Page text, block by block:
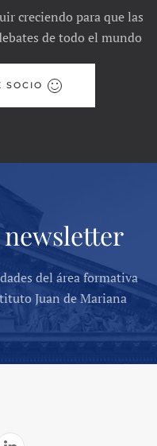
creciendo para que las
de todo el mundo
SOCIO
newsletter
del área formativa
Juan de Mariana